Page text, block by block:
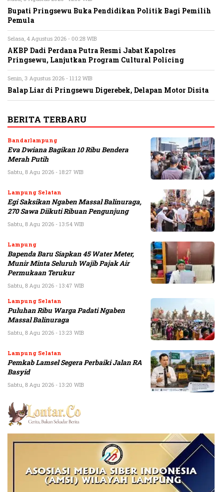
Bupati Pringsewu Buka Pendidikan Politik Bagi Pemilih
Pemula
Selasa, 4 Agustus 2026 - 00:28 WIB
AKBP Dadi Perdana Putra Resmi Jabat Kapolres
Pringsewu, Lanjutkan Program Cultural Policing
Senin, 3 Agustus 2026 - 11:12 WIB
Balap Liar di Pringsewu Digerebek, Delapan Motor Disita
BERITA TERBARU
Bandarlampung
Eva Dwiana Bagikan 10 Ribu Bendera
Merah Putih
Sabtu, 8 Agu 2026 - 18:27 WIB
Lampung Selatan
Egi Saksikan Ngaben Massal Balinuraga,
270 Sawa Diikuti Ribuan Pengunjung
Sabtu, 8 Agu 2026 - 13:54 WIB
Lampung
Bapenda Baru Siapkan 45 Water Meter,
Munir Minta Seluruh Wajib Pajak Air
Permukaan Terukur
Sabtu, 8 Agu 2026 - 13:47 WIB
Lampung Selatan
Puluhan Ribu Warga Padati Ngaben
Massal Balinuraga
Sabtu, 8 Agu 2026 - 13:23 WIB
Lampung Selatan
Pemkab Lamsel Segera Perbaiki Jalan RA
Basyid
Sabtu, 8 Agu 2026 - 13:20 WIB